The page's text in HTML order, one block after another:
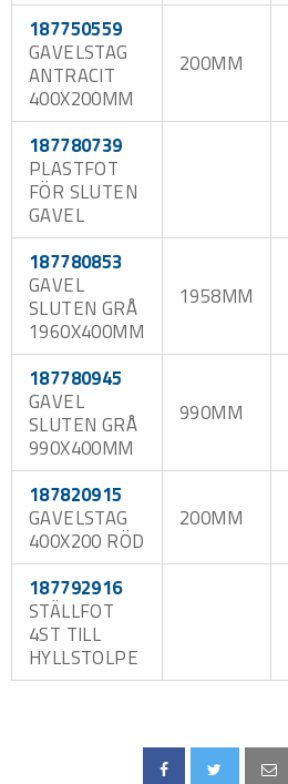
187750559
GAVELSTAG
ANTRACIT
400X200MM
200MM
187780739
PLASTFOT
FÖR SLUTEN
GAVEL
187780853
GAVEL
SLUTEN GRÅ
1960X400MM
1958MM
187780945
GAVEL
SLUTEN GRÅ
990X400MM
990MM
187820915
GAVELSTAG
400X200 RÖD
200MM
187792916
STÄLLFOT
4ST TILL
HYLLSTOLPE